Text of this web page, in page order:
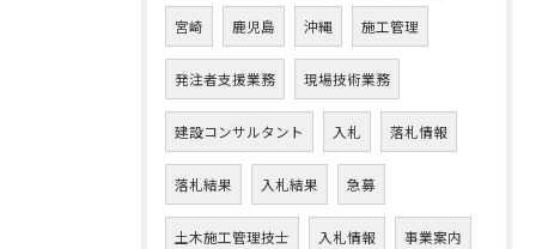
宮崎 鹿児島 沖縄 施工管理
発注者支援業務 現場技術業務
建設コンサルタント 入札 落札情報
落札結果 入札結果 急募
土木施工管理技士 入札情報 事業案内